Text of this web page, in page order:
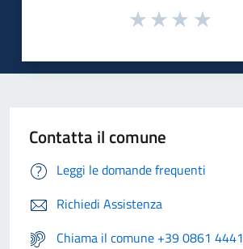
Contatta il comune
Leggi le domande frequenti
Richiedi Assistenza
Chiama il comune +39 0861 4441